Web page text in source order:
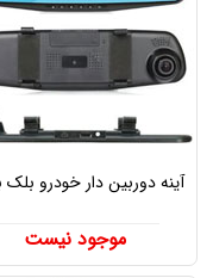
آینه دوربین دار خودرو
موجود نیست